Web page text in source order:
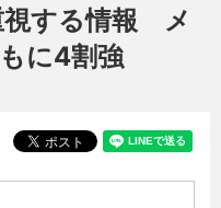
視する情報 メ
に4割強